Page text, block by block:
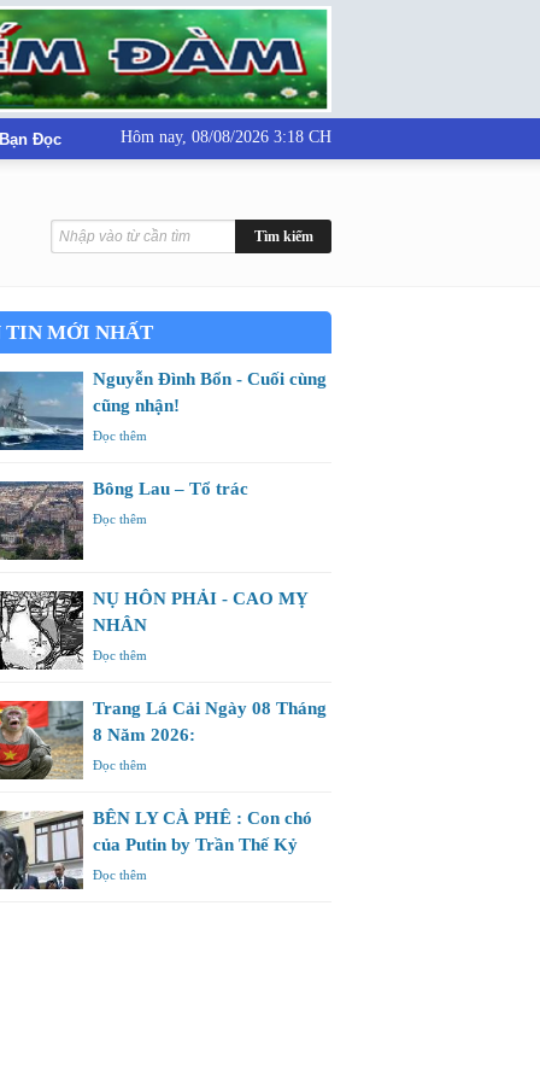
Đọc Hôm nay, 08/08/2026 3:18 CH
TIN MỚI NHẤT
Nguyễn Đình Bổn - Cuối cùng
cũng nhận!
Đọc thêm
Bông Lau – Tổ trác
Đọc thêm
NỤ HÔN PHẢI - CAO MỴ
NHÂN
Đọc thêm
Trang Lá Cải Ngày 08 Tháng
8 Năm 2026:
Đọc thêm
BÊN LY CÀ PHÊ : Con chó
của Putin by Trần Thế Kỷ
Đọc thêm